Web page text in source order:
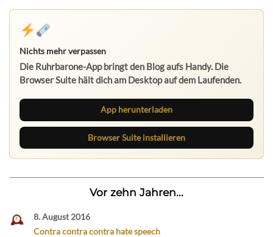
Nichts mehr verpassen
Die Ruhrbarone-App bringt den Blog aufs Handy. Die
Browser Suite hält dich am Desktop auf dem Laufenden.
App herunterladen
Browser Suite installieren
Vor zehn Jahren...
8. August 2016
Contra contra contra hate speech